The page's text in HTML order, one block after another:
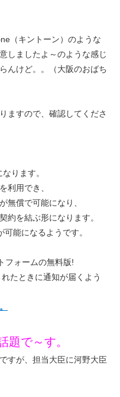
（キントーン）のような
しましたよ～のような感じ
んけど。。（大阪のおばち
ますので、確認してくださ
ります。
利用でき、
無償で可能になり、
約を結ぶ形になります。
能になるようです。
フォームの無料版!
たときに通知が届くよう
題で～す。
すが、担当大臣に河野大臣